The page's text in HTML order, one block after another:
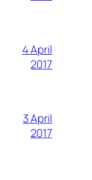
4 April
2017
3 April
2017